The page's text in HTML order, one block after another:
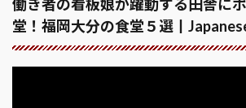
働き者の看板娘が躍動する田舎に
堂！福岡大分の食堂５選丨